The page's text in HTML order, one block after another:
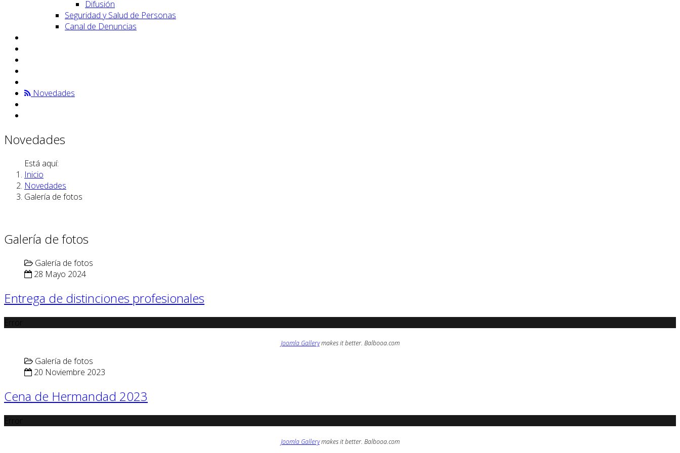
Difusión
Seguridad y Salud de Personas
Canal de Denuncias
Novedades
Novedades
Está aquí:
Inicio
Novedades
Galería de fotos
Galería de fotos
Galería de fotos
28 Mayo 2024
Entrega de distinciones profesionales
Joomla Gallerymakes it better. Balbooa.com
Galería de fotos
20 Noviembre 2023
Cena de Hermandad 2023
Joomla Gallerymakes it better. Balbooa.com